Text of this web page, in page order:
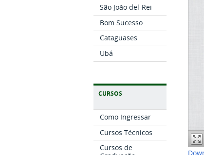
São João del-Rei
Bom Sucesso
Cataguases
Ubá
CURSOS
Como Ingressar
Cursos Técnicos
Cursos de